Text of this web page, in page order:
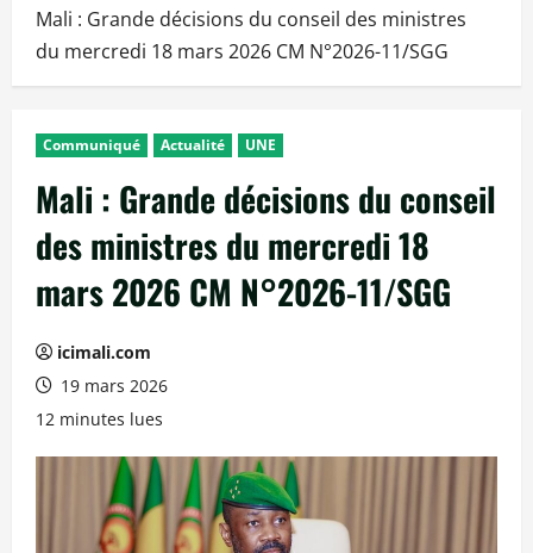
Mali : Grande décisions du conseil des ministres
du mercredi 18 mars 2026 CM N°2026-11/SGG
Communiqué Actualité UNE
Mali : Grande décisions du conseil
des ministres du mercredi 18
mars 2026 CM N°2026-11/SGG
icimali.com
19 mars 2026
12 minutes lues